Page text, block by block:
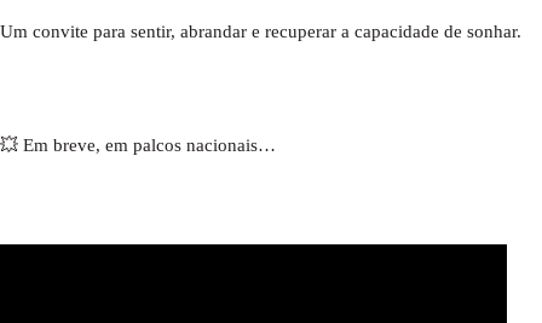
Um convite para sentir, abrandar e recuperar a capacidade de sonhar.
💥 Em breve, em palcos nacionais…